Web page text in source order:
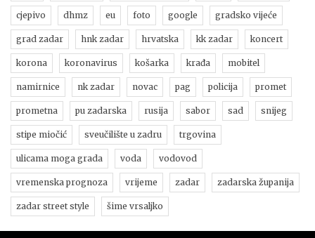
cjepivo dhmz eu foto google gradsko vijeće
grad zadar hnk zadar hrvatska kk zadar koncert
korona koronavirus košarka krađa mobitel
namirnice nk zadar novac pag policija promet
prometna pu zadarska rusija sabor sad snijeg
stipe miočić sveučilište u zadru trgovina
ulicama moga grada voda vodovod
vremenska prognoza vrijeme zadar zadarska županija
zadar street style šime vrsaljko